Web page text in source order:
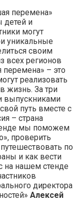
перемена»
детей и
могут
уникальные
своим
всех регионов
– это
реализовать
жизнь. За три
выпускниками
путь вместе с
– страна
мы поможем
проверить
по
и как вести
на нашем стенде
директора
Алексей